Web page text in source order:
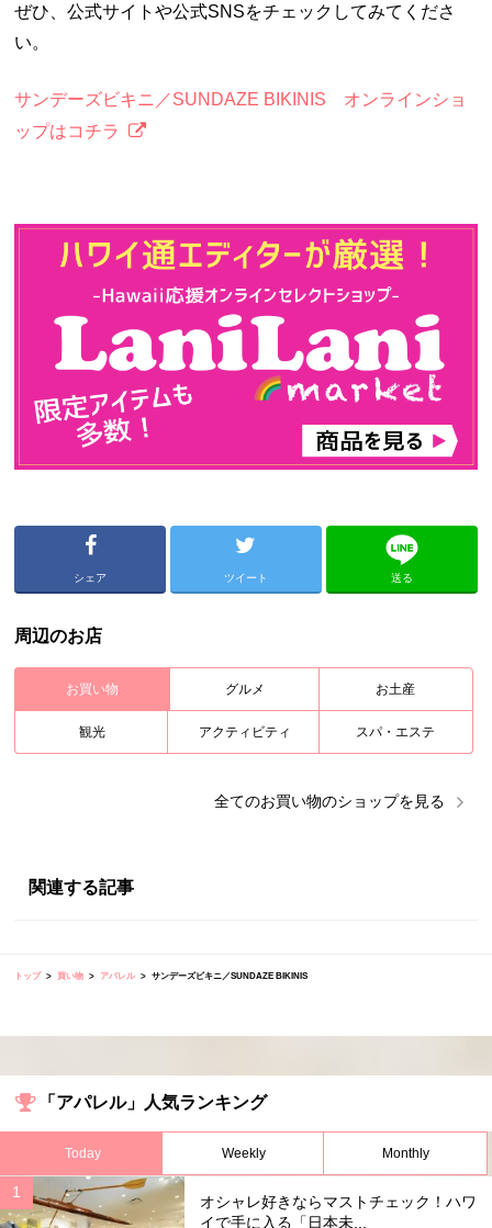
ぜひ、公式サイトや公式SNSをチェックしてみてくださ
い。
サンデーズビキニ／SUNDAZE BIKINIS オンラインショ
ップはコチラ
シェア ツイート 送る
周辺のお店
お買い物 グルメ お土産
観光 アクティビティ スパ・エステ
全てのお買い物のショップを見る
関連する記事
トップ 買い物 アパレル サンデーズビキニ／SUNDAZE BIKINIS
「アパレル」人気ランキング
Today Weekly Monthly
オシャレ好きならマストチェック！ハワ
イで手に入る「日本未...